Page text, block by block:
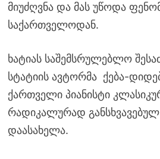
მიუძღვნა და მას უწოდა
საქართველოდან.
ხატიას საშემსრულებლო
სტატიის ავტორმა ქება-
ქართველი პიანისტი
რადიკალურად
დაასახელა.